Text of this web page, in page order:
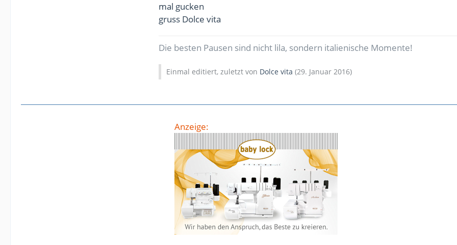
mal gucken
gruss Dolce vita
Die besten Pausen sind nicht lila, sondern italienische Momente!
Einmal editiert, zuletzt von Dolce vita (29. Januar 2016)
Anzeige: